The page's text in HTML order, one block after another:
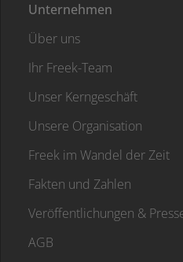
Unternehmen
Über uns
Ihr Freek-Team
Unser Kerngeschäft
Unsere Organisation
Freek im Wandel der Zeit
Fakten und Zahlen
Veröffentlichungen &
AGB